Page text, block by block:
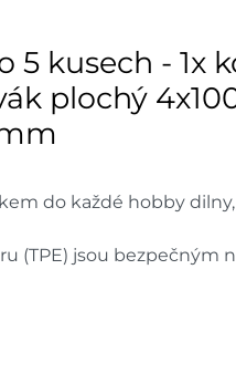
dnů
množství na prodejnách je
se mohou lišit od
5 kusech - 1x
plochý
do každé hobby
(TPE) jsou bezpečným